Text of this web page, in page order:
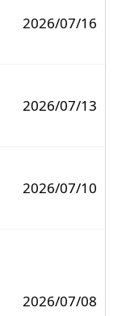
2026/07/16
2026/07/13
2026/07/10
2026/07/08